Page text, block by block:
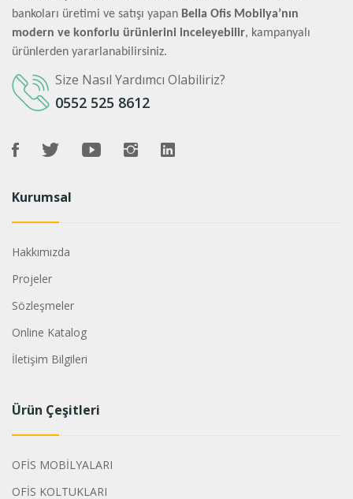
bankoları üretimi ve satışı yapan Bella Ofis Mobilya’nın
modern ve konforlu ürünlerini inceleyebilir, kampanyalı
ürünlerden yararlanabilirsiniz.
Size Nasıl Yardımcı Olabiliriz?
0552 525 8612
Kurumsal
Hakkımızda
Projeler
Sözleşmeler
Online Katalog
İletişim Bilgileri
Ürün Çeşitleri
OFİS MOBİLYALARI
OFİS KOLTUKLARI